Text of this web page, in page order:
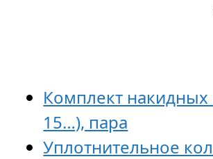
Комплект накидных
15…), пара
Уплотнительное